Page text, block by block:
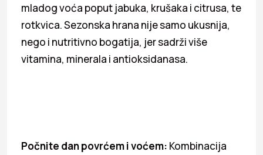
mladog voća poput jabuka, krušaka i citrusa, te
rotkvica. Sezonska hrana nije samo ukusnija,
nego i nutritivno bogatija, jer sadrži više
vitamina, minerala i antioksidanasa.
Počnite dan povrćem i voćem: Kombinacija